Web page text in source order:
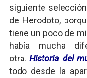
siguiente
de Herodoto,
tiene un poco de
había mucha
otra.Historia del
todo desde la